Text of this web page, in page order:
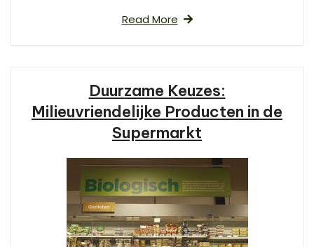
Read More
Duurzame Keuzes:
Milieuvriendelijke Producten in de
Supermarkt